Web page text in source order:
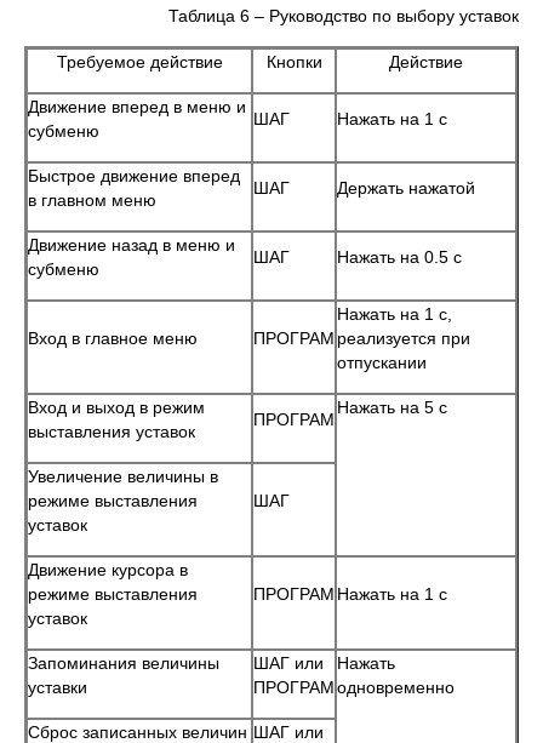
Таблица 6 – Руководство по выбору уставок
Требуемое действие Кнопки Действие
Движение вперед в меню и
субменю
ШАГ Нажать на 1 с
Быстрое движение вперед
в главном меню
ШАГ Держать нажатой
Движение назад в меню и
субменю
ШАГ Нажать на 0.5 с
Вход в главное меню ПРОГРАМ
Нажать на 1 с,
реализуется при
отпускании
Вход и выход в режим
выставления уставок
ПРОГРАМ
Нажать на 5 с
Увеличение величины в
режиме выставления
уставок
ШАГ
Движение курсора в
режиме выставления
уставок
ПРОГРАМ Нажать на 1 с
Запоминания величины
уставки
ШАГ или
ПРОГРАМ
Нажать
одновременно
Сброс записанных величин ШАГ или